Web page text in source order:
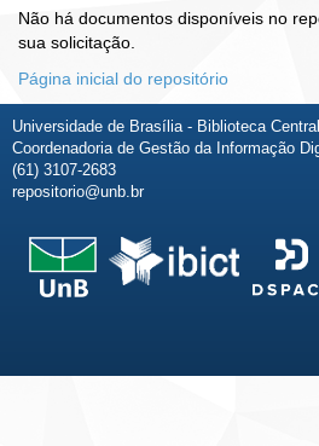
Não há documentos disponíveis no
sua solicitação.
Página inicial do repositório
Universidade de Brasília - Biblioteca Central
Coordenadoria de Gestão da Informação
(61) 3107-2683
repositorio@unb.br